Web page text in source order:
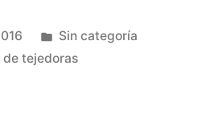
Publicada
en
Sin categoría
tejedoras